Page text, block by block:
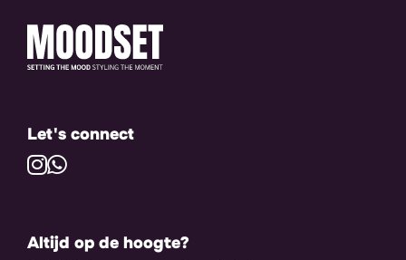
Let's connect
Altijd op de hoogte?